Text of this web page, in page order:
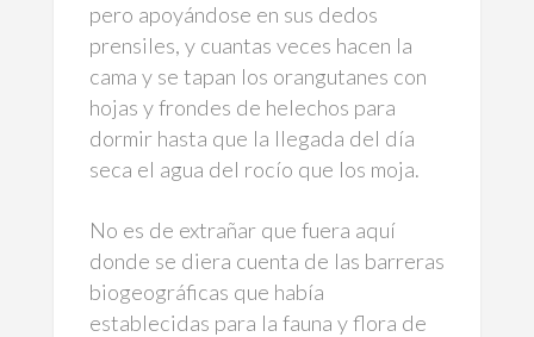
pero apoyándose en sus dedos
prensiles, y cuantas veces hacen la
cama y se tapan los orangutanes con
hojas y frondes de helechos para
dormir hasta que la llegada del día
seca el agua del rocío que los moja.
No es de extrañar que fuera aquí
donde se diera cuenta de las barreras
biogeográficas que había
establecidas para la fauna y flora de